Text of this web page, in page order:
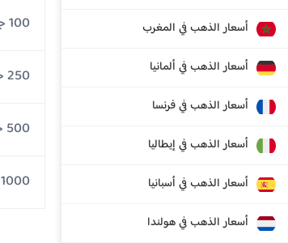
أسعار الذهب في المغرب
أسعار الذهب في ألمانيا
أسعار الذهب في فرنسا
أسعار الذهب في إيطاليا
أسعار الذهب في أسبانيا
أسعار الذهب في هولندا
100 جرام عيار 14
250 جرام عيار 14
500 جرام عيار 14
1000 جرام عيار 14